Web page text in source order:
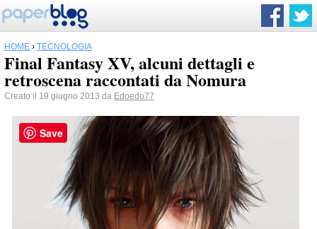
HOME › TECNOLOGIA
Final Fantasy XV, alcuni dettagli e
retroscena raccontati da Nomura
Creato il 19 giugno 2013 da Edoedo77
Save